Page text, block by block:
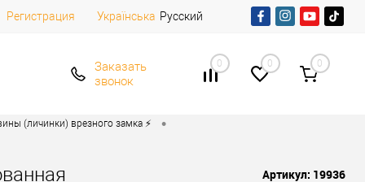
Регистрация Українська Русский
Заказать
звонок
0 0 0
(личинки) врезного замка ⚡️ •
Артикул: 19936